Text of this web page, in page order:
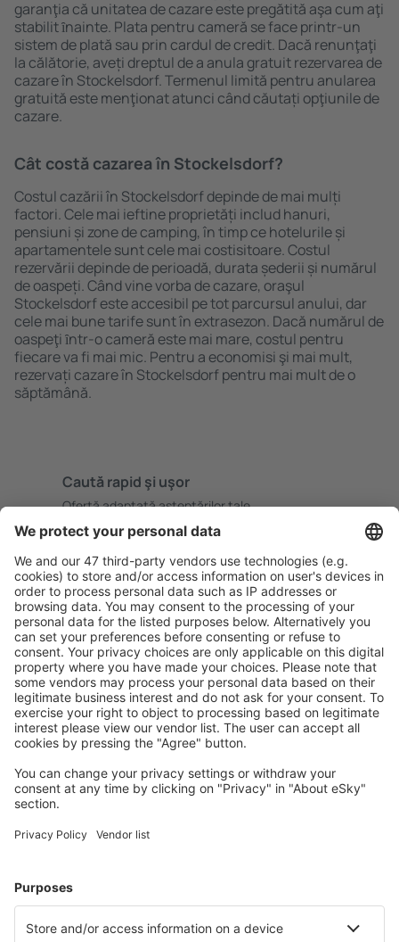
garanţia că unitatea de cazare este pregătită aşa cum aţi
stabilit ȋnainte. Plata pentru cameră se face printr-un
sistem de plată sau prin cardul de credit. Dacă renunţaţi
la călătorie, aveți dreptul de a anula gratuit rezervarea de
cazare în Stockelsdorf. Termenul limită pentru anularea
gratuită este menţionat atunci când căutați opţiunile de
cazare.
Cât costă cazarea în Stockelsdorf?
Costul cazării în Stockelsdorf depinde de mai mulți
factori. Cele mai ieftine proprietăți includ hanuri,
pensiuni și zone de camping, în timp ce hotelurile și
apartamentele sunt cele mai costisitoare. Costul
rezervării depinde de perioadă, durata șederii și numărul
de oaspeți. Când vine vorba de cazare, oraşul
Stockelsdorf este accesibil pe tot parcursul anului, dar
cele mai bune tarife sunt în extrasezon. Dacă numărul de
oaspeţi ȋntr-o cameră este mai mare, costul pentru
fiecare va fi mai mic. Pentru a economisi şi mai mult,
rezervați cazare în Stockelsdorf pentru mai mult de o
săptămână.
Caută rapid şi uşor
Ofertă adaptată aşteptărilor tale.
Planifică ȋn siguranţă
Rezervare fără griji cu opțiune gratuită de anulare.
Economiseşte mai mult
Prețuri atractive și oferte speciale pentru utilizatorii
conectați.
Cazarea preferată
Alege din peste 1,3 mil. de opţiuni: hoteluri, cabane,
Cele mai căutate cazări de către utilizatorii eSky
Cazare în Gromitz
Cazare în Zingst Cazare în Heringsdorf